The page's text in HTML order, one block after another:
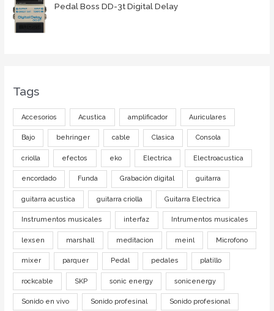
Pedal Boss DD-3t Digital Delay
Tags
Accesorios Acustica amplificador Auriculares
Bajo behringer cable Clasica Consola
criolla efectos eko Electrica Electroacustica
encordado Funda Grabación digital guitarra
guitarra acustica guitarra criolla Guitarra Electrica
Instrumentos musicales interfaz Intrumentos musicales
lexsen marshall meditacion meinl Microfono
mixer parquer Pedal pedales platillo
rockcable SKP sonic energy sonicenergy
Sonido en vivo Sonido profesinal Sonido profesional